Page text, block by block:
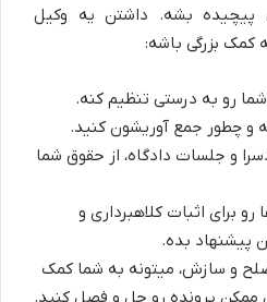
پیچیده بشه. داشتن یه وکیل
کمک بزرگی باشه:
رو به درستی تنظیم کنه.
و چطور جمع آوریشون کنید.
و جلسات دادگاه، از حقوق شما
رو برای اثبات کلاهبرداری و
پیشنهاد بده.
و سازش، میتونه به شما کمک